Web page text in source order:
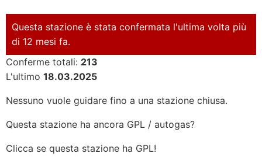
Questa stazione è stata confermata l'ultima volta più
di 12 mesi fa.
Conferme totali: 213
L'ultimo 18.03.2025
Nessuno vuole guidare fino a una stazione chiusa.
Questa stazione ha ancora GPL / autogas?
Clicca se questa stazione ha GPL!